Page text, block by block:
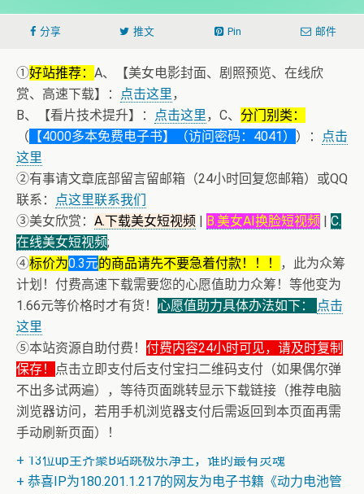
分享 推文 Pin 邮件
①好站推荐： A、【美女电影封面、剧照预览、在线欣
赏、高速下载】：
点击这里，
B、【看片技术提升】：
点击这里，C、 分门别类：
（ 【4000多本免费电子书】（访问密码：4041） ）：
点击
这里
②有事请文章底部留言留邮箱（24小时回复您邮箱）或QQ
联系：
点这里联系我们
③美女欣赏： A.下载美女短视频 | B.美女AI换脸短视频 | C.
在线美女短视频;
④标价为0.3元的商品请先不要急着付款！！！
，此为众筹
计划！付费高速下载需要您的心愿值助力众筹！等他变为
1.66元等价格时才有货！ 心愿值助力具体办法如下：
点击
这里
⑤本站资源自助付费！ 付费内容24小时可见，请及时复制
保存！
点击立即支付后支付宝扫二维码支付（如果偶尔弹
不出多试两遍），等待页面跳转显示下载链接（推荐电脑
浏览器访问，若用手机浏览器支付后需返回到本页面再需
手动刷新页面）！
+ 恭喜IP为180.201.1.217的网友为电子书籍《动力电池管
理系统核心算法》众筹一次！
+ 13位up主齐聚B站跳极乐净土，谁的最有灵魂
+ 恭喜IP为180.201.1.217的网友为电子书籍《动力电池管